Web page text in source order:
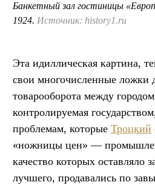
Банкетный зал гостиницы
1924. Источник: history1.ru
Эта идиллическая картина,
свои многочисленные ложки
товарооборота между
контролируемая
проблемам, которые Троцкий
«ножницы цен» —
качество которых оставляло
лучшего, продавались по